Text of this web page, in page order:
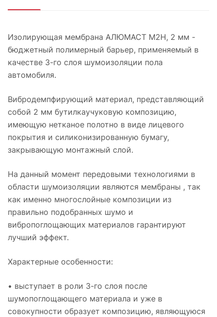
Изолирующая мембрана АЛЮМАСТ M2H, 2 мм -
бюджетный полимерный барьер, применяемый в
качестве 3-го слоя шумоизоляции пола
автомобиля.
Вибродемпфирующий материал, представляющий
собой 2 мм бутилкаучуковую композицию,
имеющую нетканое полотно в виде лицевого
покрытия и силиконизированную бумагу,
закрывающую монтажный слой.
На данный момент передовыми технологиями в
области шумоизоляции являются мембраны , так
как именно многослойные композиции из
правильно подобранных шумо и
вибропоглощающих материалов гарантируют
лучший эффект.
Характерные особенности:
• выступает в роли 3-го слоя после
шумопоглощающего материала и уже в
совокупности образует композицию, являющуюся